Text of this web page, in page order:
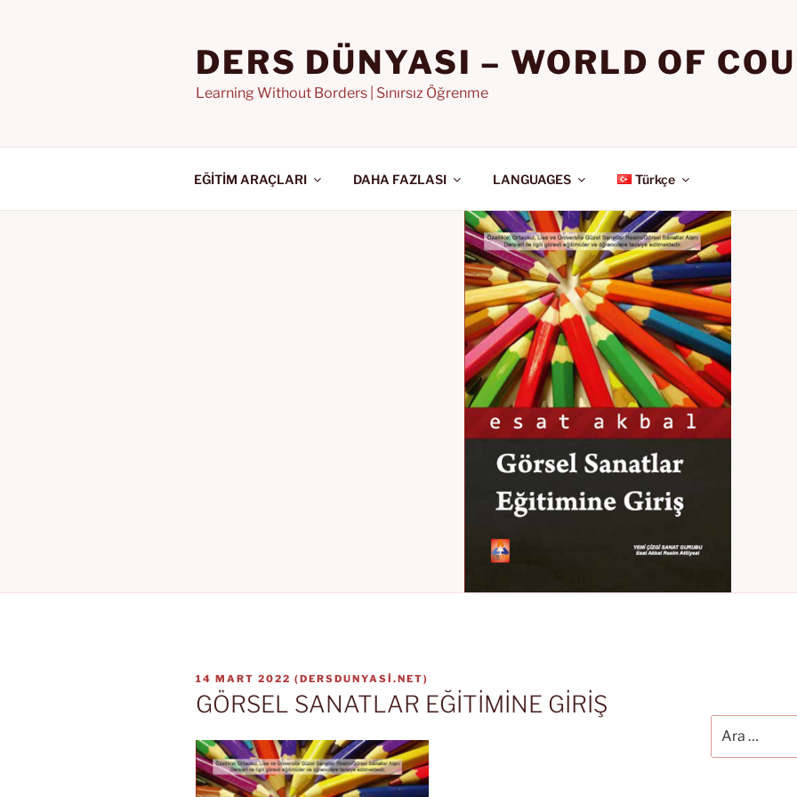
DERS DÜNYASI – WORLD OF
Learning Without Borders | Sınırsız Öğrenme
EĞİTİM ARAÇLARI DAHA FAZLASI LANGUAGES Türkçe
YAYIM
TARIHI
14 MART 2022 (DERSDUNYASI.NET)
GÖRSEL SANATLAR EĞİTİMİNE GİRİŞ